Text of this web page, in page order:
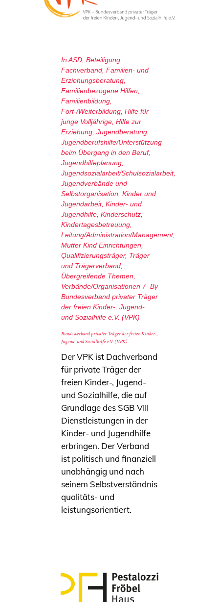
In ASD, Beteiligung,
Fachverband, Familien- und
Erziehungsberatung,
Familienbezogene Hilfen,
Familienbildung,
Fort-/Weiterbildung, Hilfe für
junge Volljährige, Hilfe zur
Erziehung, Jugendberatung,
Jugendberufshilfe/Unterstützung
beim Übergang in den Beruf,
Jugendhilfeplanung,
Jugendsozialarbeit/Schulsozialarbeit,
Jugendverbände und
Selbstorganisation, Kinder und
Jugendarbeit, Kinder- und
Jugendhilfe, Kinderschutz,
Kindertagesbetreuung,
Leitung/Administration/Management,
Mutter Kind Einrichtungen,
Qualifizierungsträger, Träger
und Trägerverband,
Übergreifende Themen,
Verbände/Organisationen
By
Bundesverband privater Träger
der freien Kinder-, Jugend-
und Sozialhilfe e.V. (VPK)
Bundesverband privater Träger der freien Kinder-,
Jugend- und Sozialhilfe e.V. (VPK)
Der VPK ist Dachverband
für private Träger der
freien Kinder-, Jugend-
und Sozialhilfe, die auf
Grundlage des SGB VIII
Dienstleistungen in der
Kinder- und Jugendhilfe
erbringen. Der Verband
ist politisch und finanziell
unabhängig und nach
seinem Selbstverständnis
qualitäts- und
leistungsorientiert.